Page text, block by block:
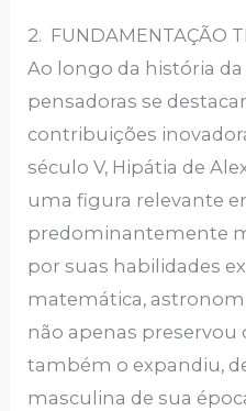
2. FUNDAMENTAÇÃO
Ao longo da história da
pensadoras se
contribuições
século V, Hipátia de
uma figura relevante
predominantemente
por suas habilidades
matemática,
não apenas preservou
também o expandiu,
masculina de sua